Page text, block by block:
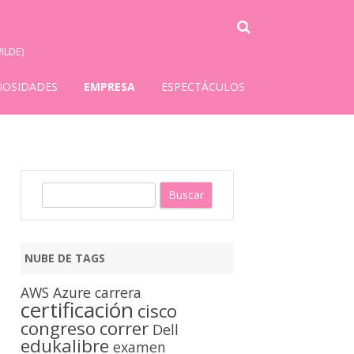
EMPRESA ESPECTÁCULOS
a
r
NUBE DE TAGS
AWS Azure carrera
certificación cisco
congreso correr Dell
edukalibre examen